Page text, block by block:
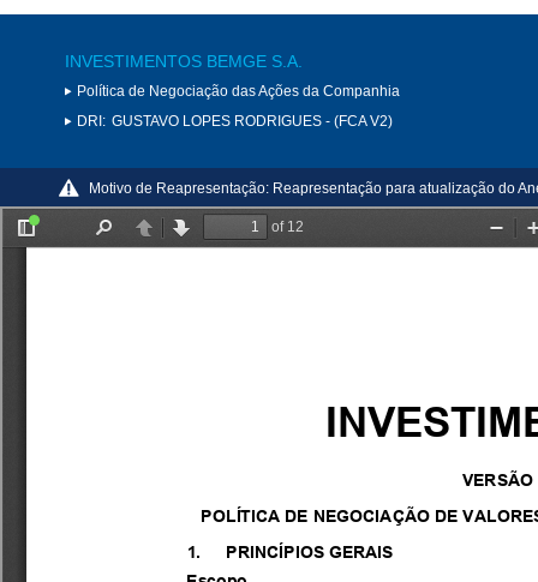
INVESTIMENTOS BEMGE S.A.
Política de Negociação das Ações da Companhia
DRI: GUSTAVO LOPES RODRIGUES - (FCA V2)
Motivo de Reapresentação: Reapresentação para atualização do